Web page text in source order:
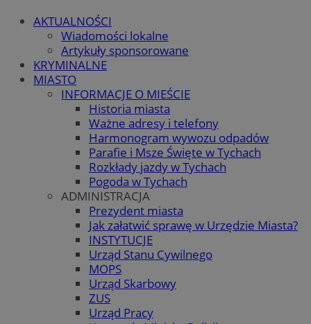
AKTUALNOŚCI
Wiadomości lokalne
Artykuły sponsorowane
KRYMINALNE
MIASTO
INFORMACJE O MIEŚCIE
Historia miasta
Ważne adresy i telefony
Harmonogram wywozu odpadów
Parafie i Msze Święte w Tychach
Rozkłady jazdy w Tychach
Pogoda w Tychach
ADMINISTRACJA
Prezydent miasta
Jak załatwić sprawę w Urzędzie Miasta?
INSTYTUCJE
Urząd Stanu Cywilnego
MOPS
Urząd Skarbowy
ZUS
Urząd Pracy